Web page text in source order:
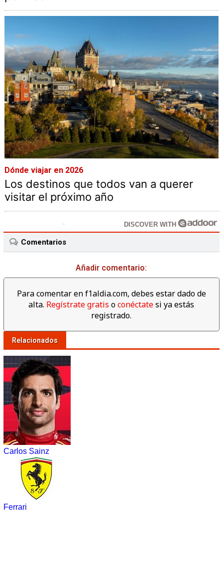
Dónde viajar en 2026
Los destinos que todos van a querer
visitar el próximo año
DISCOVER WITH
Comentarios
Añadir comentario:
Para comentar en f1aldia.com, debes estar dado de
alta. Regístrate gratis oconéctatesi ya estás
registrado.
Relacionados
Carlos Sainz
Ferrari